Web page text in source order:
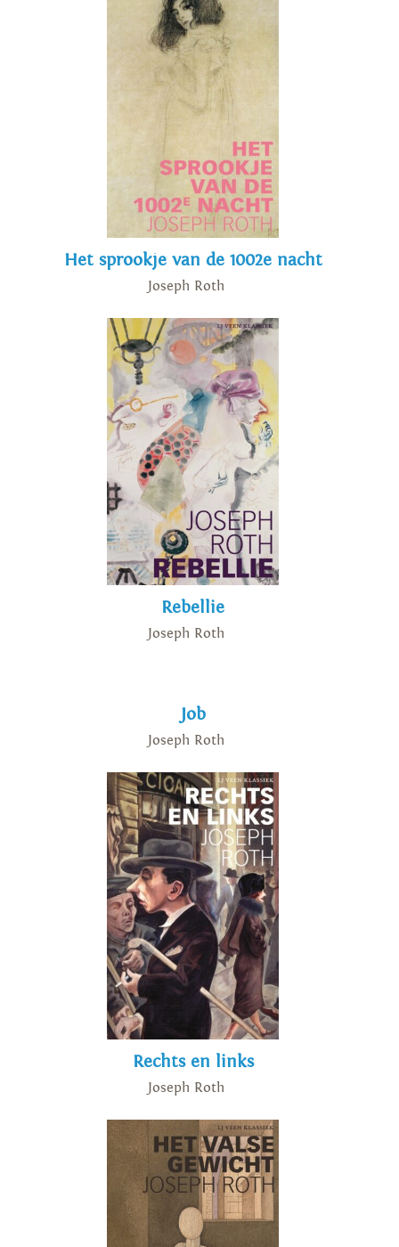
Het sprookje van de 1002e nacht
Joseph Roth
Rebellie
Joseph Roth
Job
Joseph Roth
Rechts en links
Joseph Roth